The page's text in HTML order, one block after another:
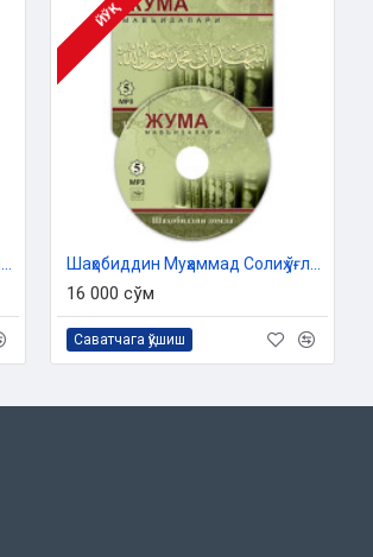
ЙЎҚ
16 000 сўм
Саватчага қўшиш